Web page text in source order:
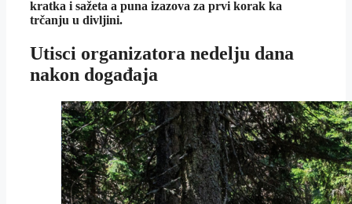
kratka i sažeta a puna izazova za prvi korak ka
trčanju u divljini.
Utisci organizatora nedelju dana
nakon događaja